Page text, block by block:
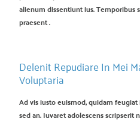
alienum dissentiunt ius. Temporibus
praesent .
Delenit Repudiare In Mei
Voluptaria
Ad vis iusto euismod, quidam
sed an. Iuvaret adolescens